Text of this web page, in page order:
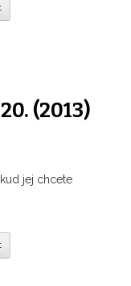
(2013)
jej chcete